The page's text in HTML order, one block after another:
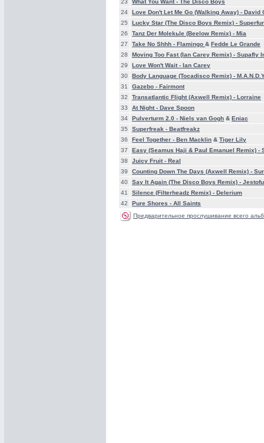
23
What You Want - The Disco Boys
24
Love Don't Let Me Go (Walking Away) - David
25
Lucky Star (The Disco Boys Remix) -
26
Tanz Der Molekьle (Beelow Remix) - Mia
27
Take No Shhh - Flamingo & Fedde Le Grande
28
Moving Too Fast (Ian Carey Remix) - Supafly
29
Love Won't Wait - Ian Carey
30
Body Language (Tocadisco Remix) -
31
Gazebo - Fairmont
32
Transatlantic Flight (Axwell Remix) - Lorraine
33
At Night - Dave Spoon
34
Pulverturm 2.0 - Niels van Gogh & Eniac
35
Superfreak - Beatfreakz
36
Feel Together - Ben Macklin & Tiger Lily
37
Easy (Seamus Haji & Paul Emanuel Remix) -
38
Juicy Fruit - Real
39
Counting Down The Days (Axwell Remix) -
40
Say It Again (The Disco Boys Remix) -
41
Silence (Filterheadz Remix) - Delerium
42
Pure Shores - All Saints
Предварительное прослушивание всего